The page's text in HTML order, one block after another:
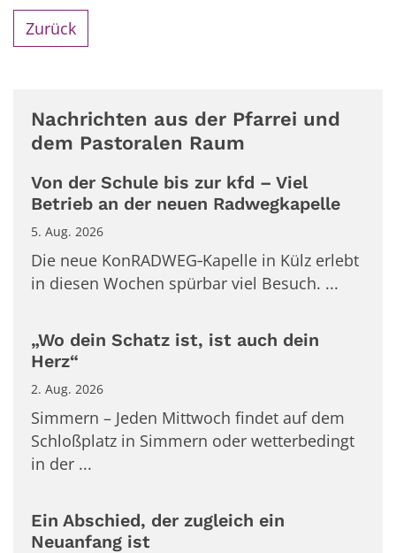
Zurück
Nachrichten aus der Pfarrei und
dem Pastoralen Raum
Von der Schule bis zur kfd – Viel
Betrieb an der neuen Radwegkapelle
5. Aug. 2026
Die neue KonRADWEG‑Kapelle in Külz erlebt
in diesen Wochen spürbar viel Besuch. ...
„Wo dein Schatz ist, ist auch dein
Herz“
2. Aug. 2026
Simmern – Jeden Mittwoch findet auf dem
Schloßplatz in Simmern oder wetterbedingt
in der ...
Ein Abschied, der zugleich ein
Neuanfang ist